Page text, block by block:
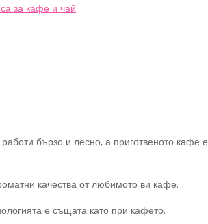
за кафе и чай
бързо и лесно, а приготвеното кафе е
качества от любимото ви кафе.
е същата като при кафето.